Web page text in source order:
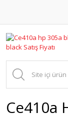
Ce410a